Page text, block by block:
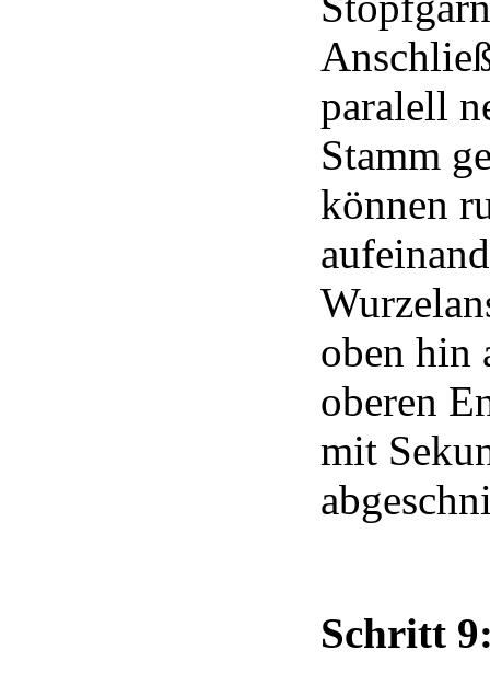
paralell
Stamm
können
oben hin
oberen
mit
Schritt